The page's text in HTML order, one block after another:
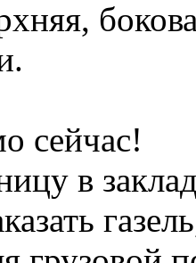
сейчас!
в